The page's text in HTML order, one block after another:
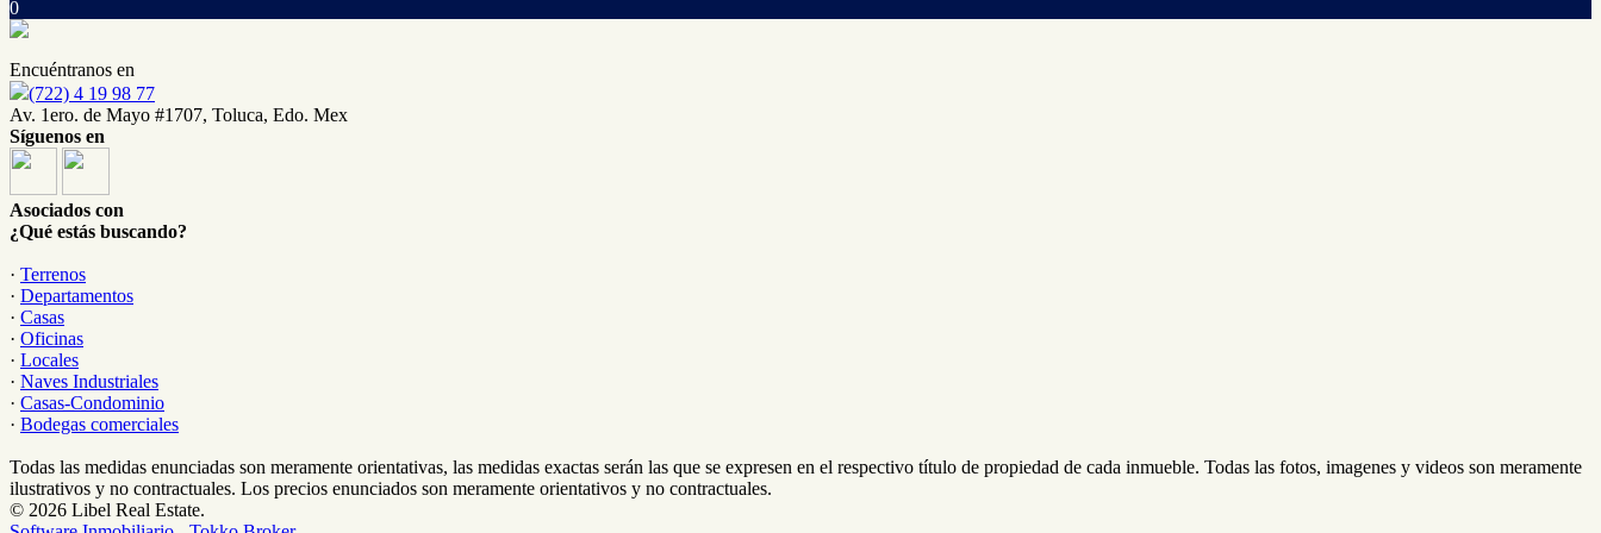
0
Encuéntranos en
(722) 4 19 98 77
Av. 1ero. de Mayo #1707, Toluca, Edo. Mex
Síguenos en
Asociados con
¿Qué estás buscando?
· Terrenos
· Departamentos
· Casas
· Oficinas
· Locales
· Naves Industriales
· Casas-Condominio
· Bodegas comerciales
Todas las medidas enunciadas son meramente orientativas, las medidas exactas serán las que se expresen en el respectivo título de propiedad de cada inmueble. Todas las fotos, imagenes y videos son meramente
ilustrativos y no contractuales. Los precios enunciados son meramente orientativos y no contractuales.
© 2026 Libel Real Estate.